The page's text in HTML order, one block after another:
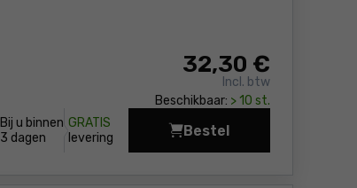
32,30 €
Incl. btw
Beschikbaar: > 10 st.
Bij u binnen
3 dagen
GRATIS
levering
Bestel
Smartphonehouder